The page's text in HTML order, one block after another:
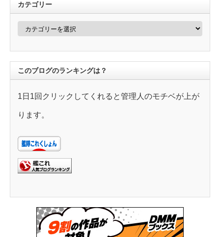
カテゴリー
カ
ー
このブログのランキングは？
1日1回クリックしてくれると管理人のモチベが上が
ります。